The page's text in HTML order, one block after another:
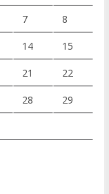
7 8
14 15
21 22
28 29